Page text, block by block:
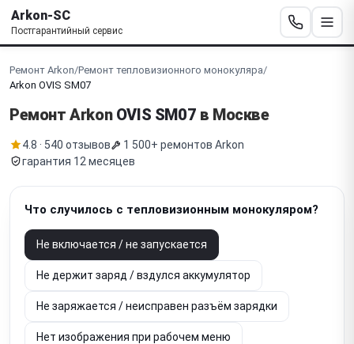
Arkon-SC
Постгарантийный сервис
Ремонт Arkon/Ремонт тепловизионного монокуляра/
Arkon OVIS SM07
Ремонт Arkon OVIS SM07 в Москве
4.8 · 540 отзывов
1 500+ ремонтов Arkon
гарантия 12 месяцев
Что случилось с тепловизионным монокуляром?
Не включается / не запускается
Не держит заряд / вздулся аккумулятор
Не заряжается / неисправен разъём зарядки
Нет изображения при рабочем меню